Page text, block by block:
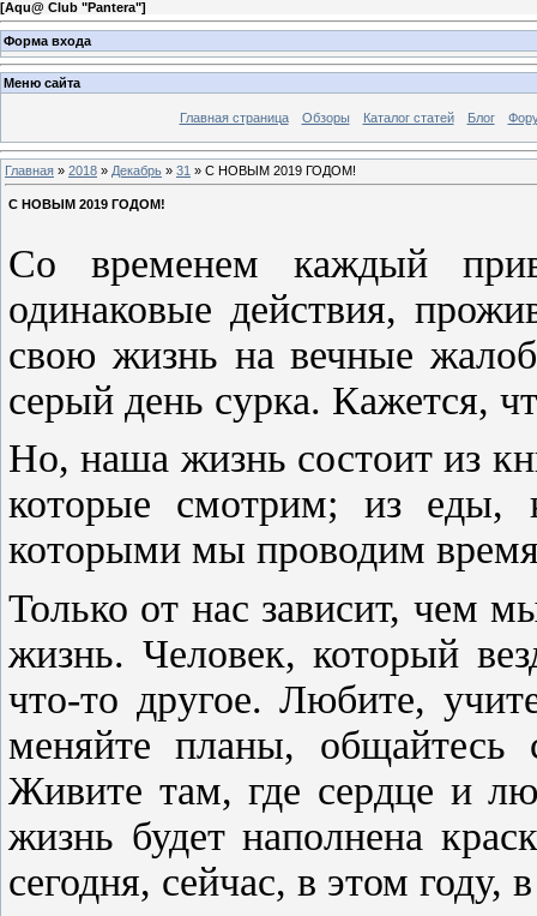
[Aqu@ Club "Pantera"]
Форма входа
Меню сайта
Главная страница Обзоры Каталог статей Блог
Главная » 2018 » Декабрь » 31 » С НОВЫМ 2019 ГОДОМ!
С НОВЫМ 2019 ГОДОМ!
Со временем каждый
одинаковые действия,
свою жизнь на вечные
серый день сурка. Кажется,
Но, наша жизнь состоит из
которые смотрим; из еды,
которыми мы проводим
Только от нас зависит, чем
жизнь. Человек, который
что-то другое. Любите,
меняйте планы,
Живите там, где сердце и
жизнь будет наполнена
сегодня, сейчас, в этом